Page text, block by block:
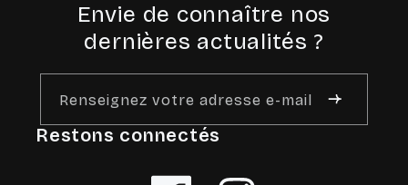
Envie de connaître nos
dernières actualités ?
Renseignez votre adresse e-mail
Restons connectés